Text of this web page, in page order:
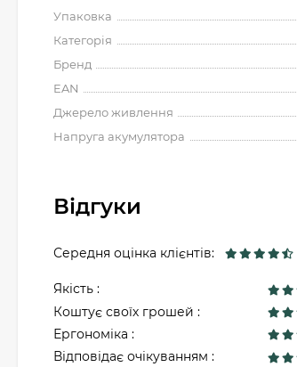
Упаковка
Категорія
Бренд
EAN
Джерело живлення
Напруга акумулятора
Відгуки
Середня оцінка клієнтів:
Якість :
Коштує своїх грошей :
Ергономіка :
Відповідає очікуванням :